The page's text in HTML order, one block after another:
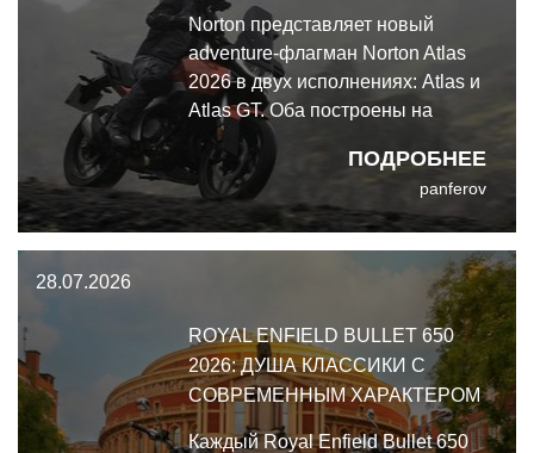
ПОДРОБНЕЕ
Norton представляет новый
adventure-флагман Norton Atlas
2026 в двух исполнениях: Atlas и
Atlas GT. Оба построены на
одной архитектуре, но с
важными отличиями.
panferov
28.07.2026
ROYAL ENFIELD BULLET 650
2026: ДУША КЛАССИКИ С
СОВРЕМЕННЫМ ХАРАКТЕРОМ
Каждый Royal Enfield Bullet 650